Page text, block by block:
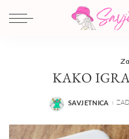
KAKO
POSTED
SAVJETNICA